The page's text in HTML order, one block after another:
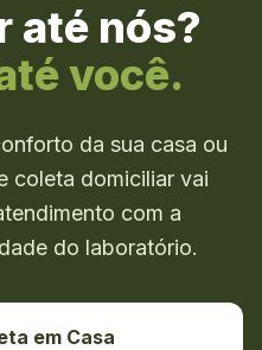
até nós?
você.
da sua casa ou
coleta domiciliar vai
com a
do laboratório.
em Casa